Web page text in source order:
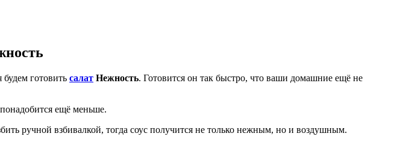
готовить салат Нежность. Готовится он так быстро, что ваши домашние ещё не
понадобится ещё меньше.
ручной взбивалкой, тогда соус получится не только нежным, но и воздушным.